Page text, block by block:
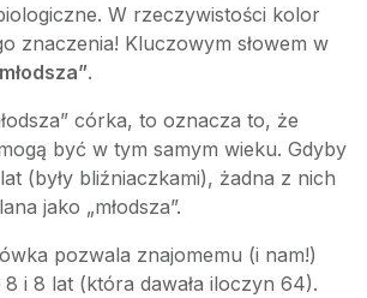
W rzeczywistości kolor
znaczenia! Kluczowym słowem w
.
córka, to oznacza to, że
być w tym samym wieku. Gdyby
(były bliźniaczkami), żadna z nich
jako „młodsza”.
pozwala znajomemu (i nam!)
i 8 lat (która dawała iloczyn 64).